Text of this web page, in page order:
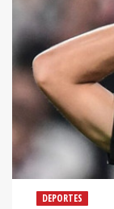
DEPORTES